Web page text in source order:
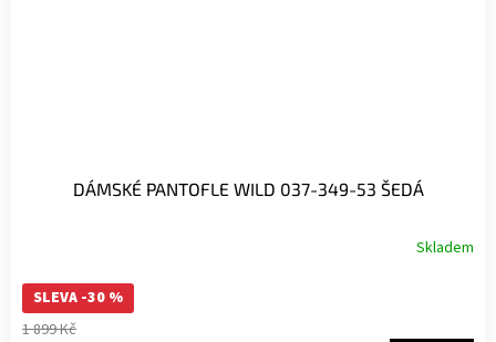
DÁMSKÉ PANTOFLE WILD 037-349-53 ŠEDÁ
Skladem
SLEVA -30 %
1 899 Kč